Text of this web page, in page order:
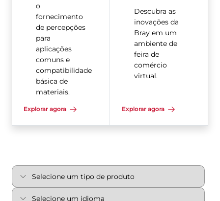
o
fornecimento
de percepções
para
aplicações
comuns e
compatibilidade
básica de
materiais.
Explorar agora
Descubra as
inovações da
Bray em um
ambiente de
feira de
comércio
virtual.
Explorar agora